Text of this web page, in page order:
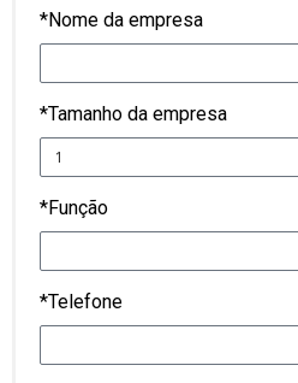
*Nome da empresa
*Tamanho da empresa
*Função
*Telefone